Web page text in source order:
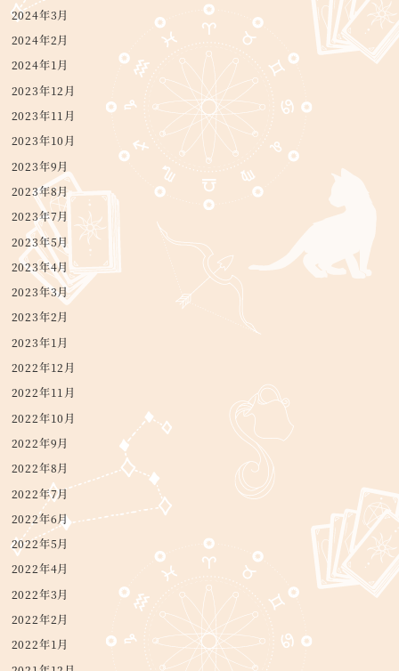
2024年3月
2024年2月
2024年1月
2023年12月
2023年11月
2023年10月
2023年9月
2023年8月
2023年7月
2023年5月
2023年4月
2023年3月
2023年2月
2023年1月
2022年12月
2022年11月
2022年10月
2022年9月
2022年8月
2022年7月
2022年6月
2022年5月
2022年4月
2022年3月
2022年2月
2022年1月